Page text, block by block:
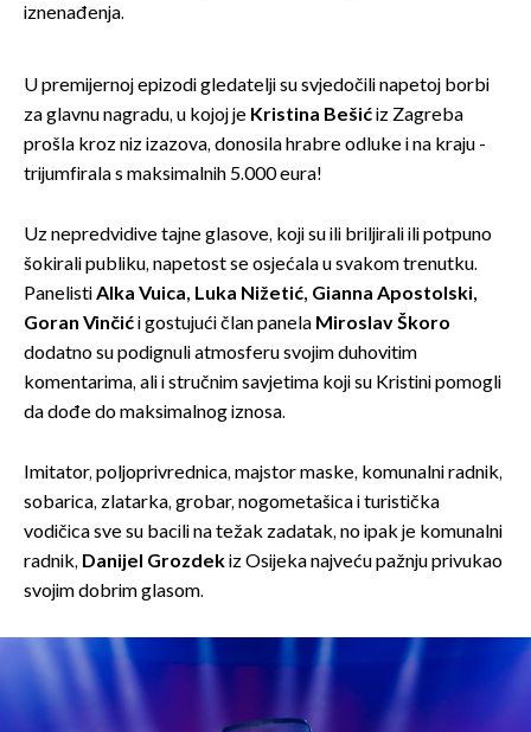
iznenađenja.
U premijernoj epizodi gledatelji su svjedočili napetoj borbi
za glavnu nagradu, u kojoj je Kristina Bešićiz Zagreba
prošla kroz niz izazova, donosila hrabre odluke i na kraju -
trijumfirala s maksimalnih 5.000 eura!
Uz nepredvidive tajne glasove, koji su ili briljirali ili potpuno
šokirali publiku, napetost se osjećala u svakom trenutku.
PanelistiAlka Vuica, Luka Nižetić, Gianna Apostolski,
Goran Vinčići gostujući član panela Miroslav Škoro
dodatno su podignuli atmosferu svojim duhovitim
komentarima, ali i stručnim savjetima koji su Kristini pomogli
da dođe do maksimalnog iznosa.
Imitator, poljoprivrednica, majstor maske, komunalni radnik,
sobarica, zlatarka, grobar, nogometašica i turistička
vodičica sve su bacili na težak zadatak, no ipak je komunalni
radnik, Danijel Grozdekiz Osijeka najveću pažnju privukao
svojim dobrim glasom.